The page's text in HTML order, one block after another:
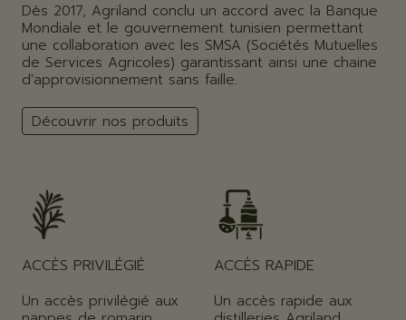
Dès 2017, Agriland conclu un accord avec la Banque
Mondiale et le gouvernement tunisien permettant
une collaboration avec les SMSA (Sociétés Mutuelles
de Services Agricoles) garantissant ainsi une chaine
d'approvisionnement sans faille.
Découvrir nos produits
ACCÈS PRIVILÉGIÉ
Un accès privilégié aux
ACCÈS RAPIDE
Un accès rapide aux